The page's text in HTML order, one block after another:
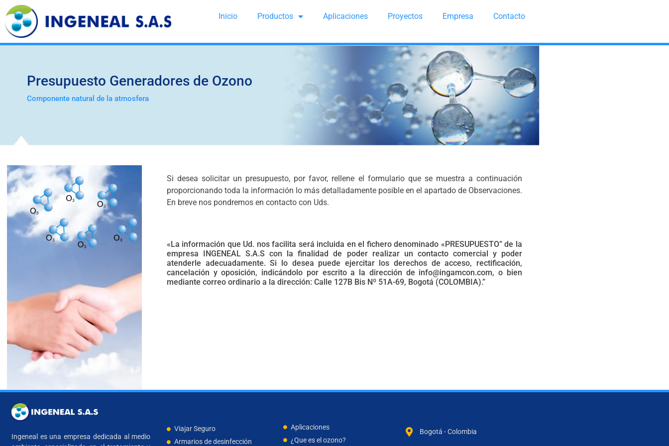
Inicio Productos Aplicaciones Proyectos Empresa Contacto
Presupuesto Generadores de Ozono
Componente natural de la atmosfera
Si desea solicitar un presupuesto, por favor, rellene el formulario que se muestra a continuación
proporcionando toda la información lo más detalladamente posible en el apartado de Observaciones.
En breve nos pondremos en contacto con Uds.
«La información que Ud. nos facilita será incluida en el fichero denominado «PRESUPUESTO” de la
empresa INGENEAL S.A.S con la finalidad de poder realizar un contacto comercial y poder
atenderle adecuadamente. Si lo desea puede ejercitar los derechos de acceso, rectificación,
cancelación y oposición, indicándolo por escrito a la dirección de info@ingamcon.com, o bien
mediante correo ordinario a la dirección: Calle 127B Bis Nº 51A-69, Bogotá (COLOMBIA).”
Ingeneal es una empresa dedicada al medio
Viajar Seguro
Armarios de desinfección
Aplicaciones
¿Que es el ozono?
Bogotá - Colombia